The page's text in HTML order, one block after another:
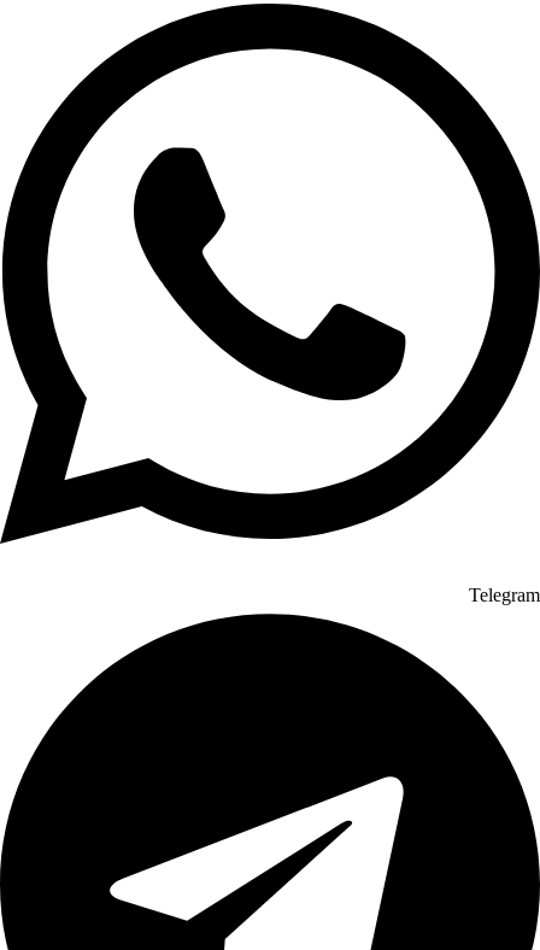
Telegram